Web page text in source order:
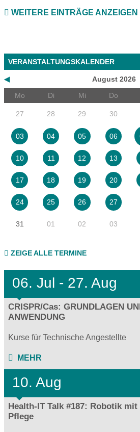
WEITERE EINTRÄGE ANZEIGEN
VERANSTALTUNGSKALENDER
◀
August 2026
Mo
Di Mi Do
27 28 29 30
03 04 05 06
10 11 12 13
17 18 19 20
24 25 26 27
31 01 02 03
ZEIGE ALLE TERMINE
06. Jul - 27. Aug
CRISPR/Cas: GRUNDLAGEN
ANWENDUNG
Kurse für Technische Angestellte
MEHR
10. Aug
Health-IT Talk #187: Robotik
Pflege